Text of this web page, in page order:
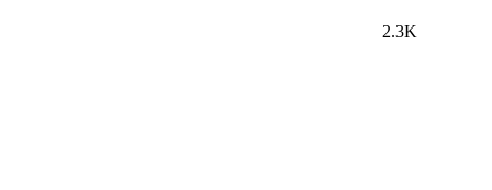
2.3K